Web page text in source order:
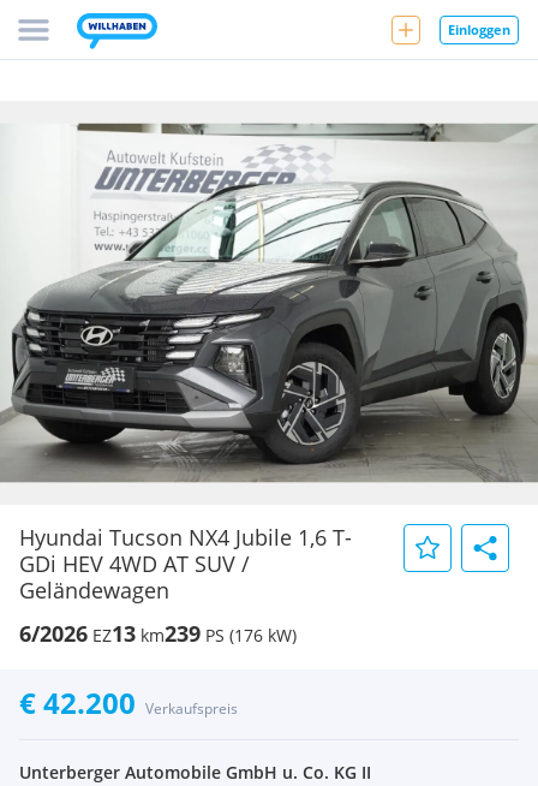
Einloggen
Hyundai Tucson NX4 Jubile 1,6 T-
GDi HEV 4WD AT SUV /
Geländewagen
6/2026 EZ13 km239 PS (176 kW)
€ 42.200 Verkaufspreis
Unterberger Automobile GmbH u. Co. KG II